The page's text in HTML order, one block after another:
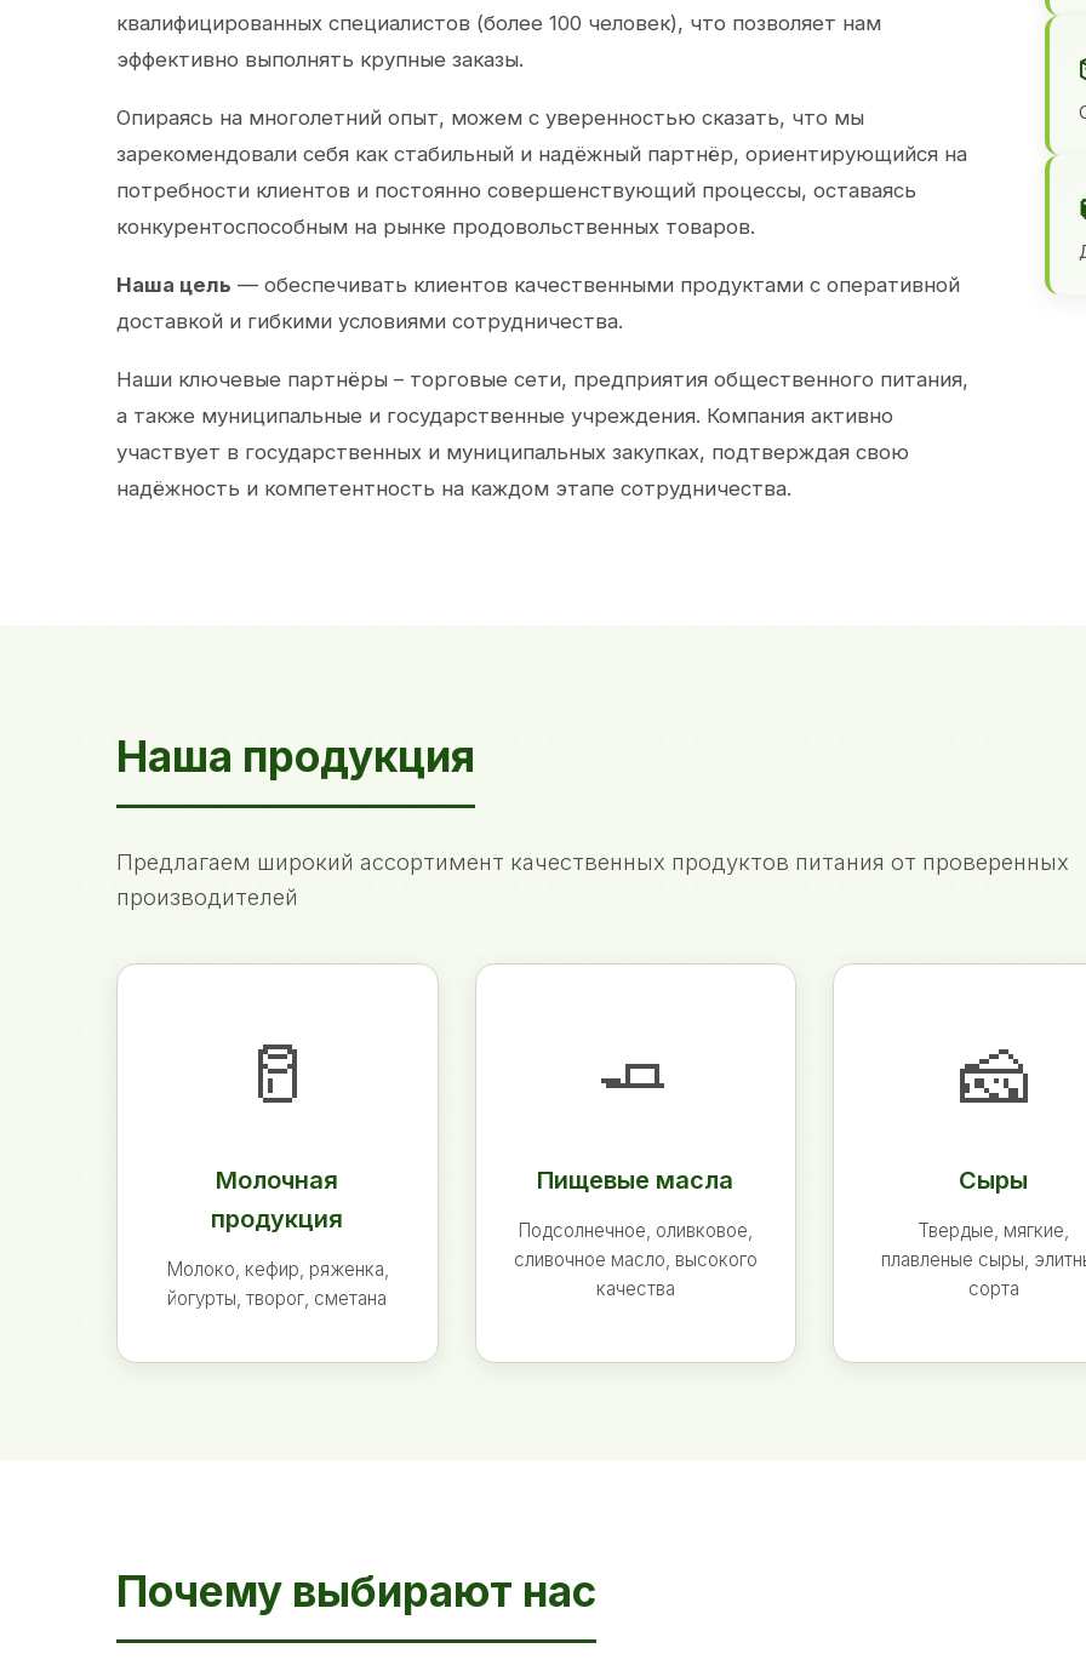
квалифицированных специалистов (более 100 человек), что позволяет нам
эффективно выполнять крупные заказы.
Опираясь на многолетний опыт, можем с уверенностью сказать, что мы
зарекомендовали себя как стабильный и надёжный партнёр, ориентирующийся на
потребности клиентов и постоянно совершенствующий процессы, оставаясь
конкурентоспособным на рынке продовольственных товаров.
Наша цель — обеспечивать клиентов качественными продуктами с оперативной
доставкой и гибкими условиями сотрудничества.
Наши ключевые партнёры – торговые сети, предприятия общественного питания,
а также муниципальные и государственные учреждения. Компания активно
участвует в государственных и муниципальных закупках, подтверждая свою
надёжность и компетентность на каждом этапе сотрудничества.
Наша продукция
Предлагаем широкий ассортимент качественных продуктов питания от проверенных
производителей
🥛
Молочная
продукция
Молоко, кефир, ряженка,
йогурты, творог, сметана
🧈
Пищевые масла
Подсолнечное, оливковое,
сливочное масло, высокого
качества
🧀
Сыры
Твердые, мягкие,
плавленые сыры,
сорта
Почему выбирают нас